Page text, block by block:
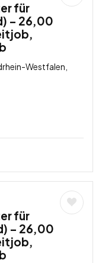
für
– 26,00
Westfalen,
für
– 26,00